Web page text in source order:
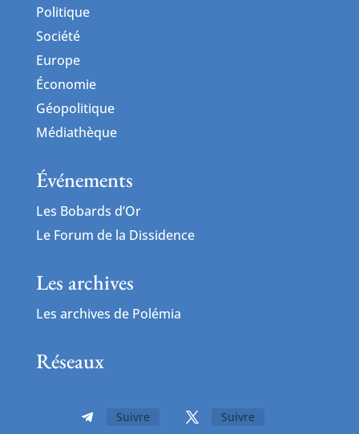
Politique
Société
Europe
Économie
Géopolitique
Médiathèque
Événements
Les Bobards d’Or
Le Forum de la Dissidence
Les archives
Les archives de Polémia
Réseaux
Suivre Suivre